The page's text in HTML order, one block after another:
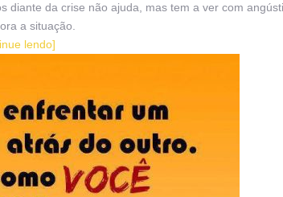
diante da crise não ajuda, mas tem a ver com
a situação.
lendo]